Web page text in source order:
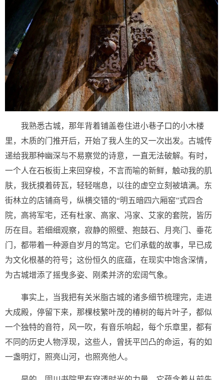
我熟悉古城，那年背着铺盖卷住进小巷子口的小木楼
里，木质的门推开后，开始了我人生的又一次出发。古城传
递给我那种幽深与不易察觉的诗意，一直无法破解。有时，
一个人在石板街上来回穿梭，不言而喻的新鲜，触动我的肌
肤，我抚摸着砖瓦，轻轻喘息，以往的虚空立刻被填满。东
街林立的店铺商号，纵横交错的“明五暗四六厢窑”式四合
院，高将军宅，还有杜家、高家、冯家、艾家的套院，皆历
历在目。若细细观察，寂静的照壁、抱鼓石、月亮门、垂花
门，都带着一种源自岁月的笃定。它们承载的故事，早已成
为文化根基的符号；这份恒久的底蕴，在现实中饱含深情，
为古城增添了摇曳多姿、刚柔并济的宏阔气象。
事实上，当我把有关米脂古城的诸多细节梳理完，走进
大成殿，停留下来，那棵枝繁叶茂的椿树的每片叶子，都似
一个独特的音符，风一吹，有音乐响起，每个乐章里，都有
不同的历史人物浮现，这些人，曾抚平凹凸的命运，有的如
一盏明灯，照亮山河，也照亮他人。